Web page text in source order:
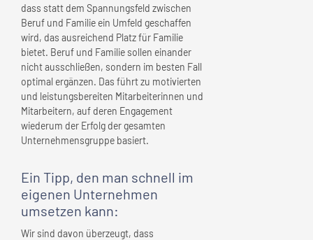
dass statt dem Spannungsfeld zwischen
Beruf und Familie ein Umfeld geschaffen
wird, das ausreichend Platz für Familie
bietet. Beruf und Familie sollen einander
nicht ausschließen, sondern im besten Fall
optimal ergänzen. Das führt zu motivierten
und leistungsbereiten Mitarbeiterinnen und
Mitarbeitern, auf deren Engagement
wiederum der Erfolg der gesamten
Unternehmensgruppe basiert.
Ein Tipp, den man schnell im
eigenen Unternehmen
umsetzen kann:
Wir sind davon überzeugt, dass